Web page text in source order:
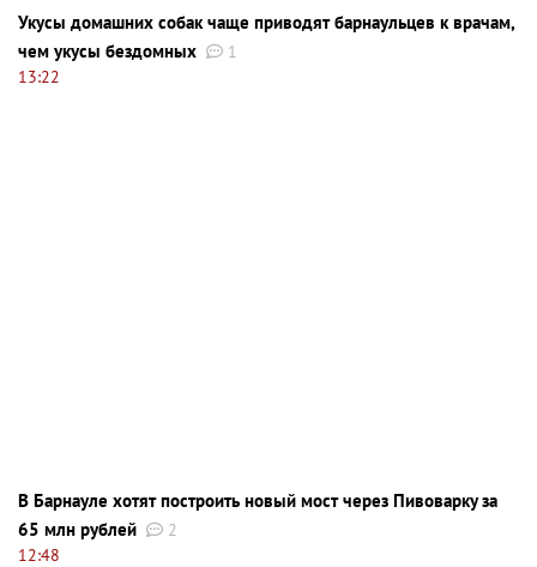
Укусы домашних собак чаще приводят барнаульцев к врачам,
чем укусы бездомных
1
13:22
В Барнауле хотят построить новый мост через Пивоварку за
65 млн рублей
2
12:48